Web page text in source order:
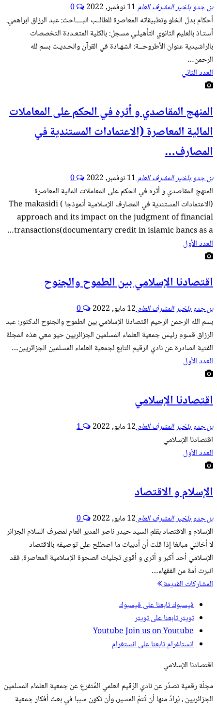
بن جدو بلخير المشرف العام11 نوفمبر, 2022
0
أحكام بدل الخلو وتطبيقاته المعاصرة للطالــب البـــــاحث: عبد الرزاق ابراهمي.
أستـاذ بالعليم الثانوي التأهيلـي مسجل: بالكلية المتعـددة التخصصات
بالراشيدية عنوان الأطروحـــة: الشهـادة في القرآن والحـديـث بسم لله
الرحمن…
العدد الثاني
المنهج المقاصدي و أثره في الحكم على المعاملات
المالية المعاصرة (الاعتمادات المستندية في
المصارف…
بن جدو بلخير المشرف العام11 نوفمبر, 2022
0
المنهج المقاصدي و أثره في الحكم على المعاملات المالية المعاصرة
(الاعتمادات المستندية في المصارف الإسلامية أنموذجا ) The makasidi
approach and its impact on the judgment of financial
transactions(documentary credit in islamic bancs as a…
العدد الأول
اقتصادنا الإسلامي بين الطموح والجنوح
بن جدو بلخير المشرف العام12 مايو, 2022
0
بسم الله الرحمن الرحيم اقتصادنا الإسلامي بين الطموح والجنوح الدكتور: عبد
الرزاق قسوم رئيس جمعية العلماء المسلمين الجزائريين حيو معي هذه المجلة
الفتية الصادرة عن نادي الرقيم التابع لجمعية العلماء المسلمين الجزائريين…
العدد الأول
اقتصادنا الإسلامي
بن جدو بلخير المشرف العام12 مايو, 2022
1
اقتصادنا الإسلامي
العدد الأول
الإسلام و الاقتصاد
بن جدو بلخير المشرف العام12 مايو, 2022
0
الإسلام و الاقتصاد بقلم السيد حيدر ناصر المدير العام لمصرف السلام الجزائر
لا أخالني مبالغا إذا قلت أن أدبيات ما اصطلح على توصيفه بالاقتصاد
الإسلامي أحد أكبر و أثرى و أقوى تجليات الصحوة الإسلامية المعاصرة. فقد
انبرت أمة من الفقهاء…
المشاركات القديمة
فيسبوكتابعنا على فيسبوك
تويترتابعنا على تويتر
YoutubeJoin us on Youtube
انستاغرامتابعنا على انستغرام
اقتصادنا الإسلامي
مجلّة رقمية تصدُر عن نادي الرّقيم العلمي المُتفرع عن جمعية العلماء المسلمين
الجزائريين ، يُرادُ منها أن تُتمّ المسير، وأن تكون سببا في بعث أفكار جمعية